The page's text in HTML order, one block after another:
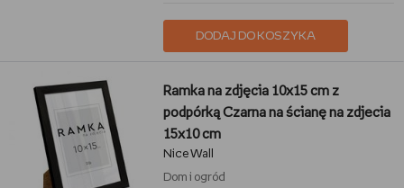
DODAJ DO KOSZYKA
Ramka na zdjęcia 10x15 cm z
podpórką Czarna na ścianę na zdjecia
15x10 cm
Nice Wall
Dom i ogród